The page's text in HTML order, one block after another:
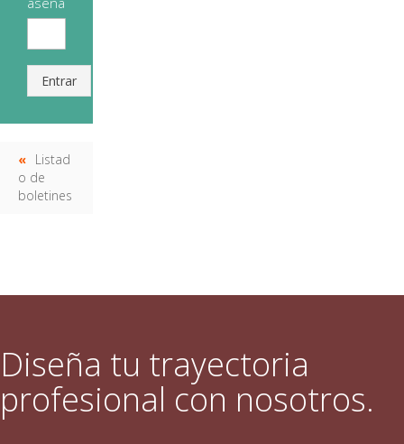
Entrar
Listad
o de
boletines
Diseña tu trayectoria
profesional con nosotros.